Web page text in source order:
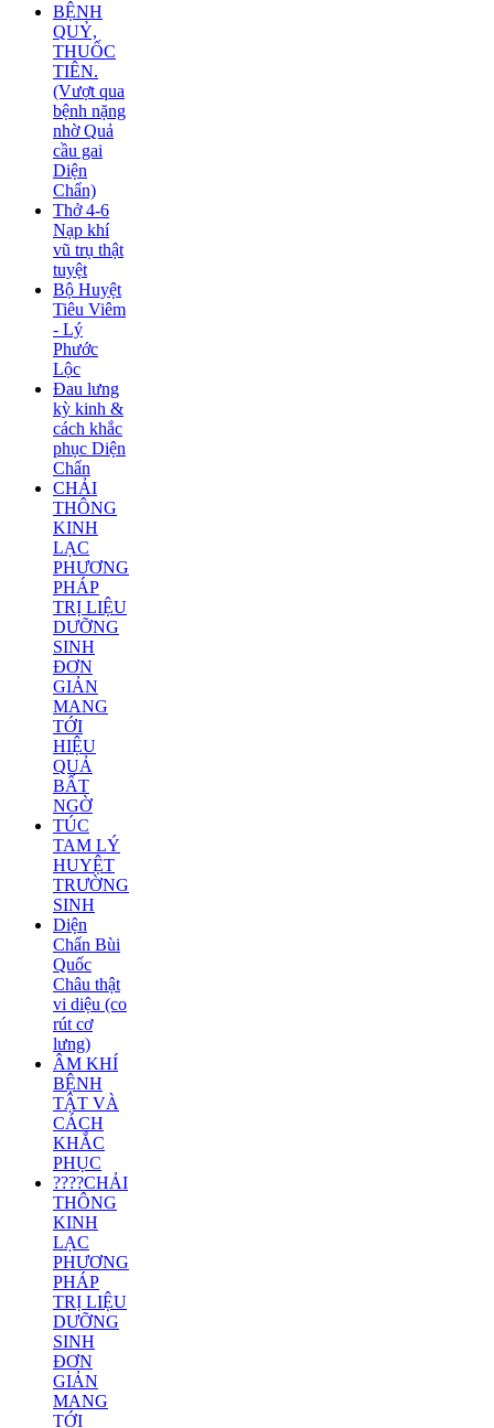
BỆNH
QUỶ,
THUỐC
TIÊN.
(Vượt qua
bệnh nặng
nhờ Quả
cầu gai
Diện
Chẩn)
Thở 4-6
Nạp khí
vũ trụ thật
tuyệt
Bộ Huyệt
Tiêu Viêm
- Lý
Phước
Lộc
Đau lưng
kỳ kinh &
cách khắc
phục Diện
Chẩn
CHẢI
THÔNG
KINH
LẠC
PHƯƠNG
PHÁP
TRỊ LIỆU
DƯỠNG
SINH
ĐƠN
GIẢN
MANG
TỚI
HIỆU
QUẢ
BẤT
NGỜ
TÚC
TAM LÝ
HUYỆT
TRƯỜNG
SINH
Diện
Chẩn Bùi
Quốc
Châu thật
vi diệu (co
rút cơ
lưng)
ÂM KHÍ
BỆNH
TẬT VÀ
CÁCH
KHẮC
PHỤC
????CHẢI
THÔNG
KINH
LẠC
PHƯƠNG
PHÁP
TRỊ LIỆU
DƯỠNG
SINH
ĐƠN
GIẢN
MANG
TỚI